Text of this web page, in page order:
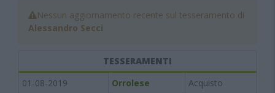
Nessun aggiornamento recente sul tesseramento di
Alessandro Secci
TESSERAMENTI
01-08-2019
Orrolese
Acquisto